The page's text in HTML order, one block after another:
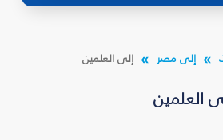
إلى مصر إلى العلمين
العلمين